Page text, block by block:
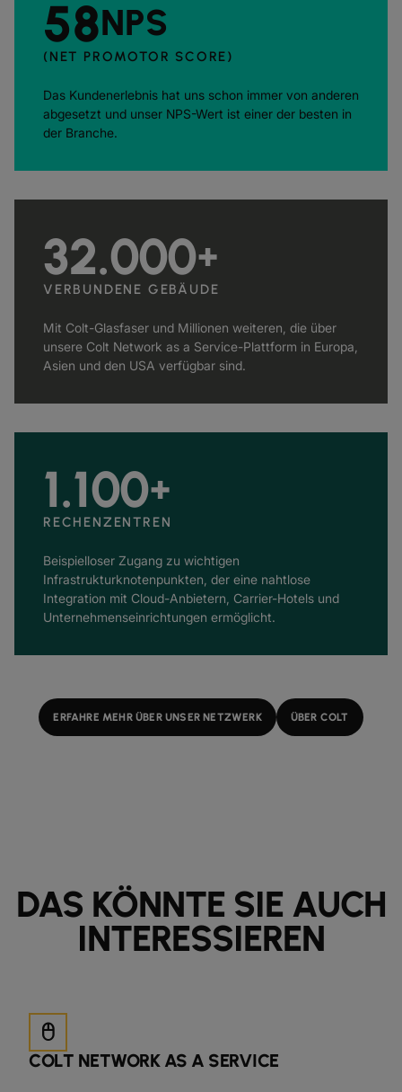
58NPS
(NET PROMOTOR SCORE)
Das Kundenerlebnis hat uns schon immer von anderen
abgesetzt und unser NPS-Wert ist einer der besten in
der Branche.
32.000+
VERBUNDENE GEBÄUDE
Mit Colt-Glasfaser und Millionen weiteren, die über
unsere Colt Network as a Service-Plattform in Europa,
Asien und den USA verfügbar sind.
1.100+
RECHENZENTREN
Beispielloser Zugang zu wichtigen
Infrastrukturknotenpunkten, der eine nahtlose
Integration mit Cloud-Anbietern, Carrier-Hotels und
Unternehmenseinrichtungen ermöglicht.
ERFAHRE MEHR ÜBER UNSER NETZWERK ÜBER COLT
DAS KÖNNTE SIE AUCH
INTERESSIEREN
mouse
COLT NETWORK AS A SERVICE